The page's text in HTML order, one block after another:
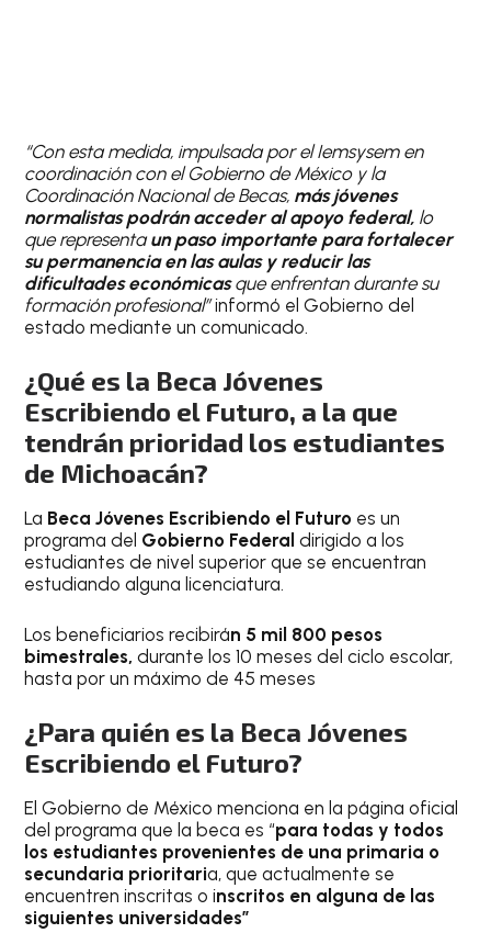
“Con esta medida, impulsada por el Iemsysem en
coordinación con el Gobierno de México y la
Coordinación Nacional de Becas, más jóvenes
normalistas podrán acceder al apoyo federal, lo
que representaun paso importante para fortalecer
su permanencia en las aulas y reducir las
dificultades económicasque enfrentan durante su
formación profesional”informó el Gobierno del
estado mediante un comunicado.
¿Qué es la Beca Jóvenes
Escribiendo el Futuro, a la que
tendrán prioridad los estudiantes
de Michoacán?
La Beca Jóvenes Escribiendo el Futuro es un
programa del Gobierno Federal dirigido a los
estudiantes de nivel superior que se encuentran
estudiando alguna licenciatura.
Los beneficiarios recibirán 5 mil 800 pesos
bimestrales, durante los 10 meses del ciclo escolar,
hasta por un máximo de 45 meses
¿Para quién es la Beca Jóvenes
Escribiendo el Futuro?
El Gobierno de México menciona en la página oficial
del programa que la beca es “para todas y todos
los estudiantes provenientes de una primaria o
secundaria prioritaria, que actualmente se
encuentren inscritas o inscritos en alguna de las
siguientes universidades”